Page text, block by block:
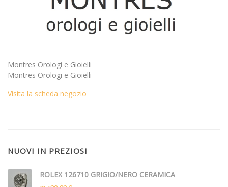
Montres Orologi e Gioielli
Montres Orologi e Gioielli
Visita la scheda negozio
NUOVI IN PREZIOSI
ROLEX 126710 GRIGIO/NERO CERAMICA